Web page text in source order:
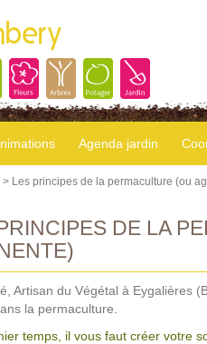
Agenda jardin
> Les principes de la permaculture (ou
DE LA
Artisan du Végétal à Eygalières
la permaculture.
temps, il vous faut créer votre